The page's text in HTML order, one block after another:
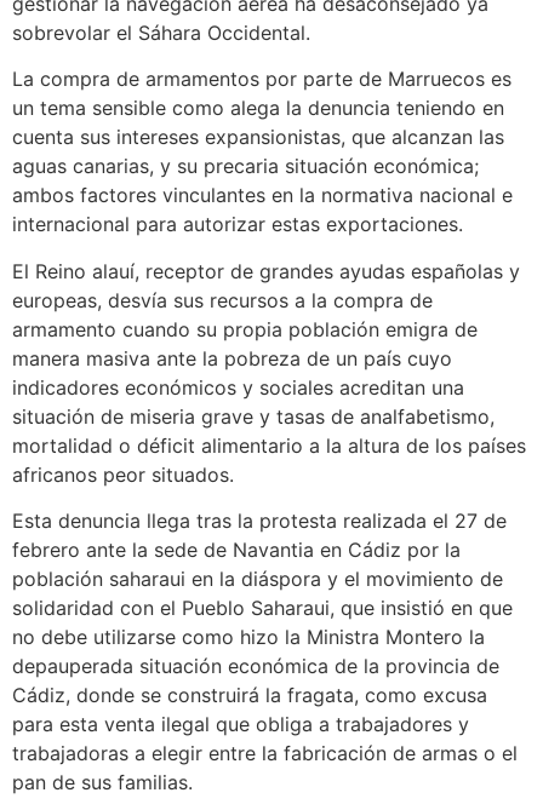
sobrevolar el Sáhara Occidental.
La compra de armamentos por parte de Marruecos es
un tema sensible como alega la denuncia teniendo en
cuenta sus intereses expansionistas, que alcanzan las
aguas canarias, y su precaria situación económica;
ambos factores vinculantes en la normativa nacional e
internacional para autorizar estas exportaciones.
El Reino alauí, receptor de grandes ayudas españolas y
europeas, desvía sus recursos a la compra de
armamento cuando su propia población emigra de
manera masiva ante la pobreza de un país cuyo
indicadores económicos y sociales acreditan una
situación de miseria grave y tasas de analfabetismo,
mortalidad o déficit alimentario a la altura de los países
africanos peor situados.
Esta denuncia llega tras la protesta realizada el 27 de
febrero ante la sede de Navantia en Cádiz por la
población saharaui en la diáspora y el movimiento de
solidaridad con el Pueblo Saharaui, que insistió en que
no debe utilizarse como hizo la Ministra Montero la
depauperada situación económica de la provincia de
Cádiz, donde se construirá la fragata, como excusa
para esta venta ilegal que obliga a trabajadores y
trabajadoras a elegir entre la fabricación de armas o el
pan de sus familias.